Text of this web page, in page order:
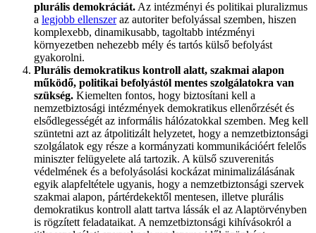
plurális demokráciát. Az intézményi és politikai pluralizmus
a legjobb ellenszeraz autoriter befolyással szemben, hiszen
komplexebb, dinamikusabb, tagoltabb intézményi
környezetben nehezebb mély és tartós külső befolyást
gyakorolni.
Plurális demokratikus kontroll alatt, szakmai alapon
működő, politikai befolyástól mentes szolgálatokra van
szükség. Kiemelten fontos, hogy biztosítani kell a
nemzetbiztosági intézmények demokratikus ellenőrzését és
elsődlegességét az informális hálózatokkal szemben. Meg kell
szüntetni azt az átpolitizált helyzetet, hogy a nemzetbiztonsági
szolgálatok egy része a kormányzati kommunikációért felelős
miniszter felügyelete alá tartozik. A külső szuverenitás
védelmének és a befolyásolási kockázat minimalizálásának
egyik alapfeltétele ugyanis, hogy a nemzetbiztonsági szervek
szakmai alapon, pártérdekektől mentesen, illetve plurális
demokratikus kontroll alatt tartva lássák el az Alaptörvényben
is rögzített feladataikat. A nemzetbiztonsági kihívásokról a